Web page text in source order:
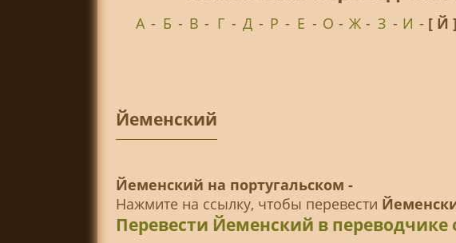
А - Б - В - Г - Д - Р - Е - О - Ж - З - И - [ Й
Йеменский
Йеменский на португальском -
Нажмите на ссылку, чтобы перевести
Перевести Йеменский в переводчике